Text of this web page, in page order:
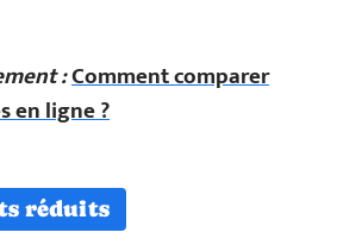
:Comment comparer
en ligne ?
réduits